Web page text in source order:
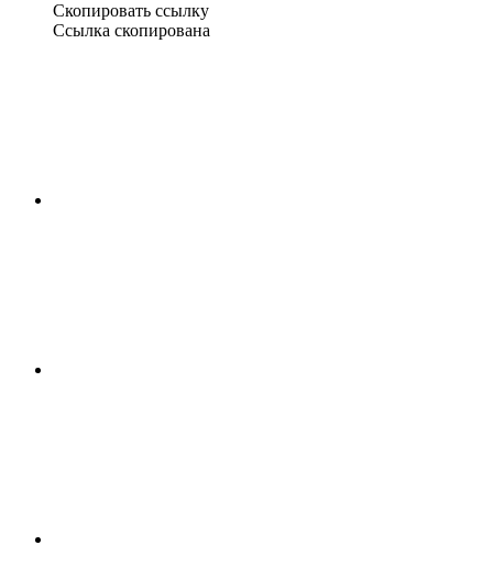
Скопировать ссылку
Ссылка скопирована